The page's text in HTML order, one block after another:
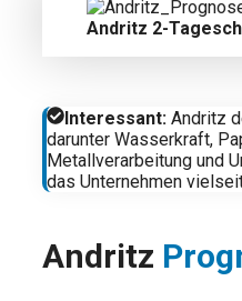
Andritz 2-
Interessant: Andritz
darunter Wasserkraft,
Metallverarbeitung und
das Unternehmen
Andritz